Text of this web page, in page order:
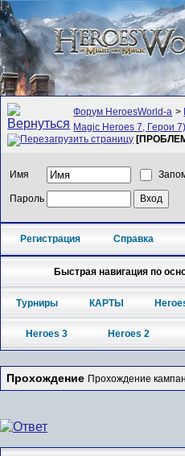
Форум HeroesWorld-а >
Magic Heroes 7, Герои 7)
Имя
Пароль
Регистрация Справка
Быстрая навигация по
Турниры КАРТЫ
Heroes 3 Heroes 2
Прохождение Прохождение